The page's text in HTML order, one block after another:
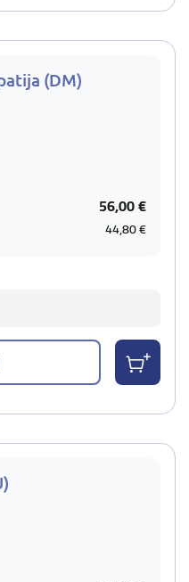
(DM)
56,00 €
44,80 €